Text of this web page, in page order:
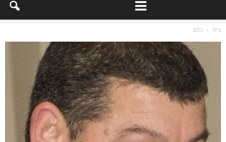
בית בלוג